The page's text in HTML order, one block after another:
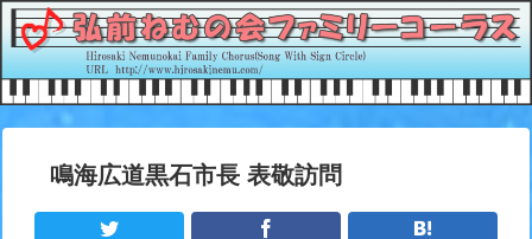
鳴海広道黒石市長 表敬訪問